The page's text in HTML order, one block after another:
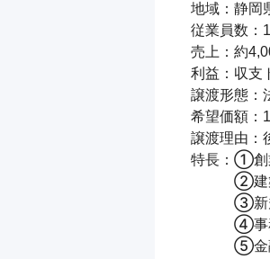
地域：静岡
従業員数：
売上：約
利益：収支
譲渡形態：
希望価額：
譲渡理由：
特長：①創
②建築工
③新規で
④事務所
⑤金融機